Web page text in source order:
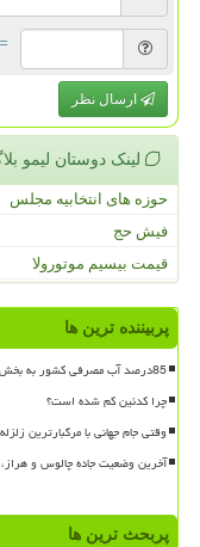
= ۵ بعلاوه ۴
ارسال نظر
لینک دوستان لیمو
حوزه های انتخابیه مجلس
فیش حج
قیمت بیسیم موتورولا
پربیننده ترین ها
85درصد آب مصرفی کشور به بخش کشاورزی اختصاص دارد، آن هم با قیمت خیلی پایین
چرا کدئین کم شده است؟
وقتی جام جهانی با مرگبارترین
آخرین وضعیت جاده چالوس و هراز، جمعه
پربحث ترین ها